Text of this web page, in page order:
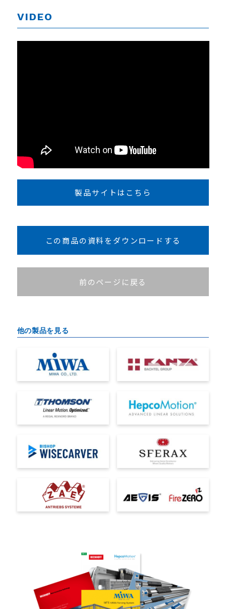
他の製品を見る
VIDEO
製品サイトはこちら
前のページに戻る
この商品の資料をダウンロードする